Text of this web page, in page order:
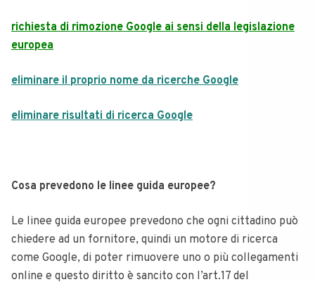
richiesta di rimozione Google ai sensi della legislazione
europea
eliminare il proprio nome da ricerche Google
eliminare risultati di ricerca Google
Cosa prevedono le linee guida europee?
Le linee guida europee prevedono che ogni cittadino può
chiedere ad un fornitore, quindi un motore di ricerca
come Google, di poter rimuovere uno o più collegamenti
online e questo diritto è sancito con l’art.17 del